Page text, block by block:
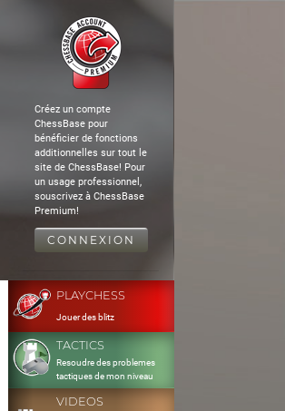
Créez un compte
ChessBase pour
bénéficier de fonctions
additionnelles sur tout le
site de ChessBase! Pour
un usage professionnel,
souscrivez à ChessBase
Premium!
CONNEXION
PLAYCHESS
Jouer des blitz
TACTICS
Resoudre des problemes
tactiques de mon niveau
VIDEOS